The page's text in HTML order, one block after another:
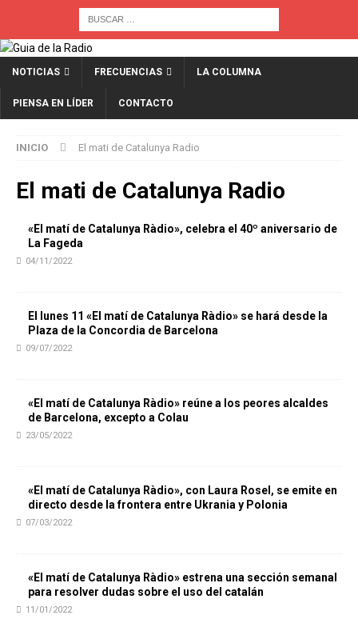
NOTICIAS FRECUENCIAS LA COLUMNA
PIENSA EN LÍDER CONTACTO
INICIO El mati de Catalunya Radio
El mati de Catalunya Radio
«El matí de Catalunya Ràdio», celebra el 40º aniversario de
La Fageda
04/11/2022
El lunes 11 «El matí de Catalunya Ràdio» se hará desde la
Plaza de la Concordia de Barcelona
09/07/2022
«El matí de Catalunya Ràdio» reúne a los peores alcaldes
de Barcelona, excepto a Colau
23/05/2022
«El matí de Catalunya Ràdio», con Laura Rosel, se emite en
directo desde la frontera entre Ukrania y Polonia
07/03/2022
«El matí de Catalunya Ràdio» estrena una sección semanal
para resolver dudas sobre el uso del catalán
11/01/2022